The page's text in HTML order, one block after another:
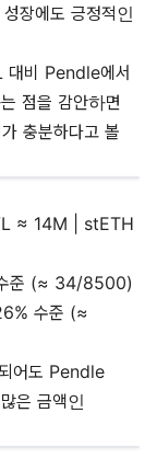
장에도 긍정적인
비 Pendle에서
점을 감안하면
충분하다고 볼
≈ 14M | stETH
준 (≈ 34/8500)
수준 (≈
어도 Pendle
은 금액인